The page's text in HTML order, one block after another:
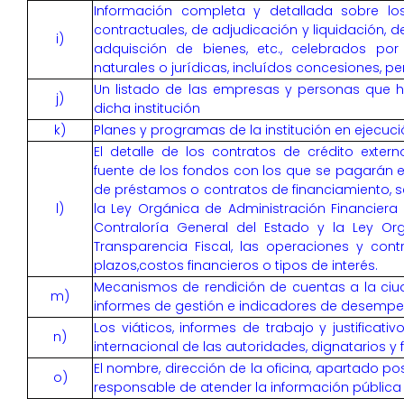
i)
Información completa y detallada sobre
contractuales, de adjudicación y liquidación,
adquisción de bienes, etc., celebrados
naturales o jurídicas, incluídos concesiones,
j)
Un listado de las empresas y personas que
dicha institución
k)
Planes y programas de la institución en
l)
El detalle de los contratos de crédito
fuente de los fondos con los que se pagarán
de préstamos o contratos de financiamiento,
la Ley Orgánica de Administración
Contraloría General del Estado y la Ley
Transparencia Fiscal, las operaciones y
plazos,costos financieros o tipos de interés.
m)
Mecanismos de rendición de cuentas a la
informes de gestión e indicadores de
n)
Los viáticos, informes de trabajo y
internacional de las autoridades, dignatarios y
o)
El nombre, dirección de la oficina, apartado
responsable de atender la información pública